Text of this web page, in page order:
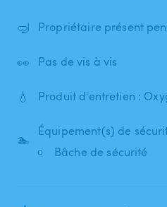
🤿 Propriétaire présent
👀 Pas de vis à vis
💧 Produit d'entretien :
🏊
Équipement(s) de
Bâche de sécurité